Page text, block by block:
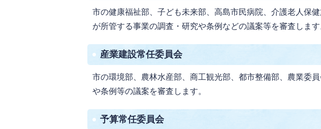
市の健康福祉部、子ども未来部、高島市民病院、介護老人保
が所管する事業の調査・研究や条例などの議案等を審査します
産業建設常任委員会
市の環境部、農林水産部、商工観光部、都市整備部、農業委
や条例等の議案を審査します。
予算常任委員会